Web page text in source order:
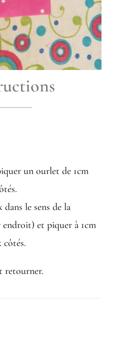
un ourlet de 1cm
le sens de la
et piquer à 1cm
côtés.
retourner.